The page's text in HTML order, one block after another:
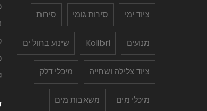
ציוד ימי סירות גומי סירות
מנועים Kolibri שינוע בחול ים
ציוד צלילה ושחייה מיכלי דלק
מיכלי מים משאבות מים